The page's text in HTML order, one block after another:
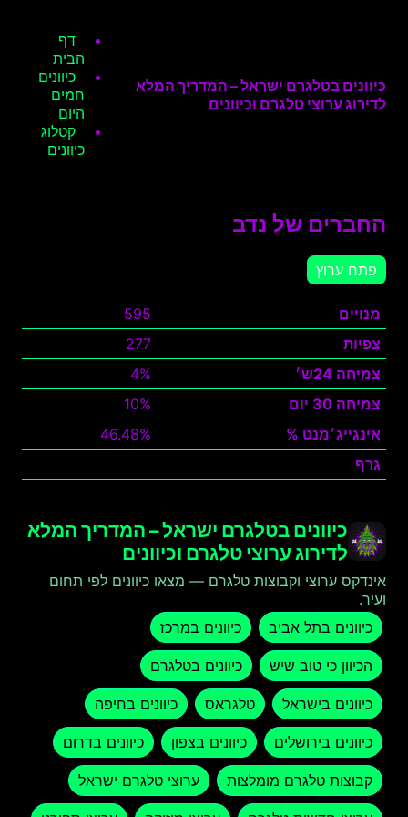
כיוונים בטלגרם ישראל – המדריך המלא
לדירוג ערוצי טלגרם וכיוונים
דף
הבית
כיוונים
חמים
היום
קטלוג
כיוונים
החברים של נדב
פתח ערוץ
מנויים
595
צפיות
277
צמיחה 24ש׳
4%
צמיחה 30 יום
10%
אינגייג׳מנט %
46.48%
גרף
כיוונים בטלגרם ישראל – המדריך המלא
לדירוג ערוצי טלגרם וכיוונים
אינדקס ערוצי וקבוצות טלגרם — מצאו כיוונים לפי תחום
ועיר.
כיוונים בתל אביב
כיוונים במרכז
הכיוון כי טוב שיש כיוונים בטלגרם
כיוונים בישראל טלגראס כיוונים בחיפה
כיוונים בירושלים כיוונים בצפון כיוונים בדרום
קבוצות טלגרם מומלצות ערוצי טלגרם ישראל